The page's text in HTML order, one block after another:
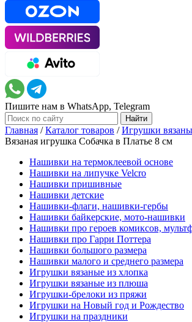
Пишите нам в WhatsApp, Telegram
Главная /Каталог товаров /Игрушки
Вязаная игрушка Собачка в Платье 8 см
Нашивки на термоклеевой основе
Нашивки на липучке Velcro
Нашивки пришивные
Нашивки детские
Нашивки-флаги, нашивки-гербы
Нашивки байкерские, мото-нашивки
Нашивки про героев комиксов,
Нашивки про Гарри Поттера
Нашивки большого размера
Нашивки малого и среднего размера
Игрушки вязаные из хлопка
Игрушки вязаные из плюша
Игрушки-брелоки из пряжи
Игрушки на Новый год и Рождество
Игрушки на праздники